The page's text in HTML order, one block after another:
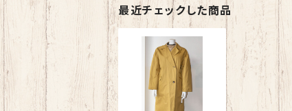
最近チェックした商品